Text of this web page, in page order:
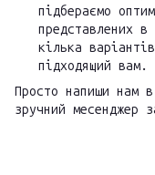
підбераємо
представлених
кілька
підходящий вам.
Просто напиши нам
зручний месенджер